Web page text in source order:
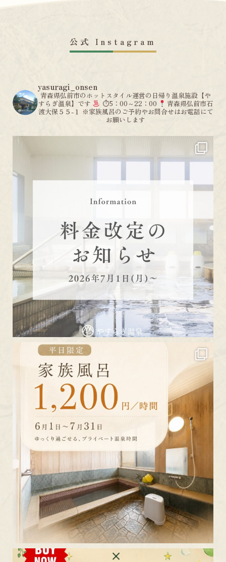
公式 Instagram
yasuragi_onsen
青森県弘前市のホットスタイル運営の日帰り温泉施設【や
すらぎ温泉】です
⏱5：00～22：00
青森県弘前市石
渡大保５５-１ ※家族風呂のご予約やお問合せはお電話にて
お願いします